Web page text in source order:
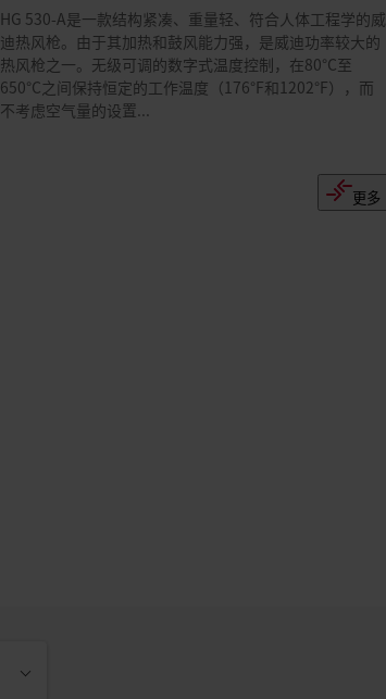
HG 530-A是一款结构紧凑、重量轻、符合人体工程学的威
迪热风枪。由于其加热和鼓风能力强，是威迪功率较大的
热风枪之一。无级可调的数字式温度控制，在80°C至
650°C之间保持恒定的工作温度（176°F和1202°F），而
不考虑空气量的设置...
更多